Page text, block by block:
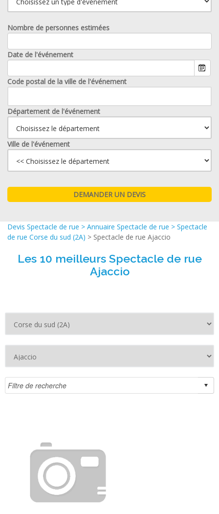
Nombre de personnes estimées
Date de l'événement
Code postal de la ville de l'événement
Département de l'événement
Ville de l'événement
Devis Spectacle de rue > Annuaire Spectacle de rue > Spectacle
de rue Corse du sud (2A) > Spectacle de rue Ajaccio
Les 10 meilleurs Spectacle de rue
Ajaccio